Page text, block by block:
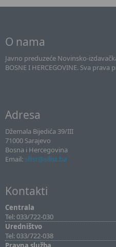
O nama
Javno preduzeće Novinsko-
BOSNE I HERCEGOVINE. Sva prava
Adresa
Džemala Bijedića 39/III
71000 Sarajevo
Bosna i Hercegovina
Email: sllist@sllist.ba
Kontakti
Centrala
Tel: 033/722-030
Uredništvo
Tel: 033/722-038